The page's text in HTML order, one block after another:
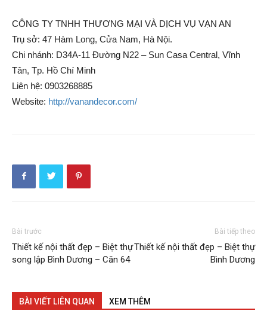
CÔNG TY TNHH THƯƠNG MẠI VÀ DỊCH VỤ VẠN AN
Trụ sở: 47 Hàm Long, Cửa Nam, Hà Nội.
Chi nhánh: D34A-11 Đường N22 – Sun Casa Central, Vĩnh
Tân, Tp. Hồ Chí Minh
Liên hệ: 0903268885
Website: http://vanandecor.com/
Bài trước
Thiết kế nội thất đẹp – Biệt thự
song lập Bình Dương – Căn 64
Bài tiếp theo
Thiết kế nội thất đẹp – Biệt thự
Bình Dương
BÀI VIẾT LIÊN QUAN XEM THÊM